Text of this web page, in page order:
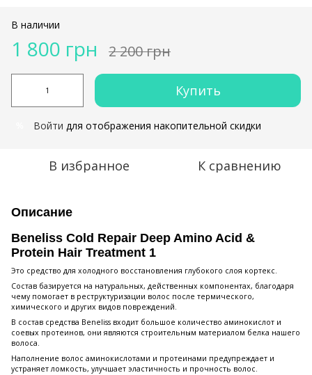
В наличии
1 800 грн 2 200 грн
Купить
Войти для отображения накопительной скидки
В избранное К сравнению
Описание
Beneliss Cold Repair Deep Amino Acid &
Protein Hair Treatment 1
Это средство для холодного восстановления глубокого слоя кортекс.
Состав базируется на натуральных, действенных компонентах, благодаря
чему помогает в реструктуризации волос после термического,
химического и других видов повреждений.
В состав средства Beneliss входит большое количество аминокислот и
соевых протеинов, они являются строительным материалом белка нашего
волоса.
Наполнение волос аминокислотами и протеинами предупреждает и
устраняет ломкость, улучшает эластичность и прочность волос.